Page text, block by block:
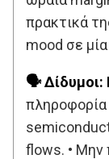
πρακτικά
mood σε
🗣️ Δίδυμοι:
flows. • Μην